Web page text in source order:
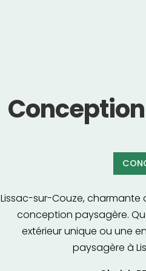
Lissac-sur-Couze, charmante
conception paysagère.
extérieur unique ou une
paysagère à